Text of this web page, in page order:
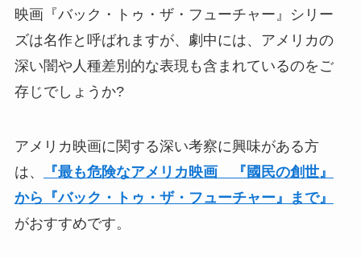
映画『バック・トゥ・ザ・フューチャー』シリー
ズは名作と呼ばれますが、劇中には、アメリカの
深い闇や人種差別的な表現も含まれているのをご
存じでしょうか?
アメリカ映画に関する深い考察に興味がある方
は、
『最も危険なアメリカ映画 『國民の創世』
から『バック・トゥ・ザ・フューチャー』まで』
がおすすめです。